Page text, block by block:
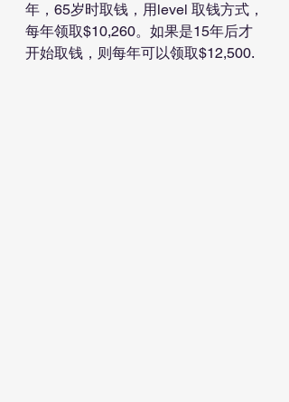
年，65岁时取钱，用level 取钱方式，
每年领取$10,260。如果是15年后才
开始取钱，则每年可以领取$12,500.